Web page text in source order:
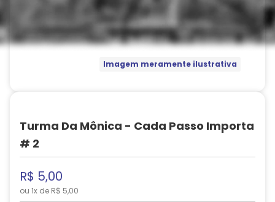
Imagem meramente ilustrativa
Turma Da Mônica - Cada Passo Importa
# 2
R$ 5,00
ou 1x de R$ 5,00